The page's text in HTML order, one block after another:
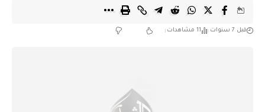
قبل 7 سنوات 11 مشاهدات